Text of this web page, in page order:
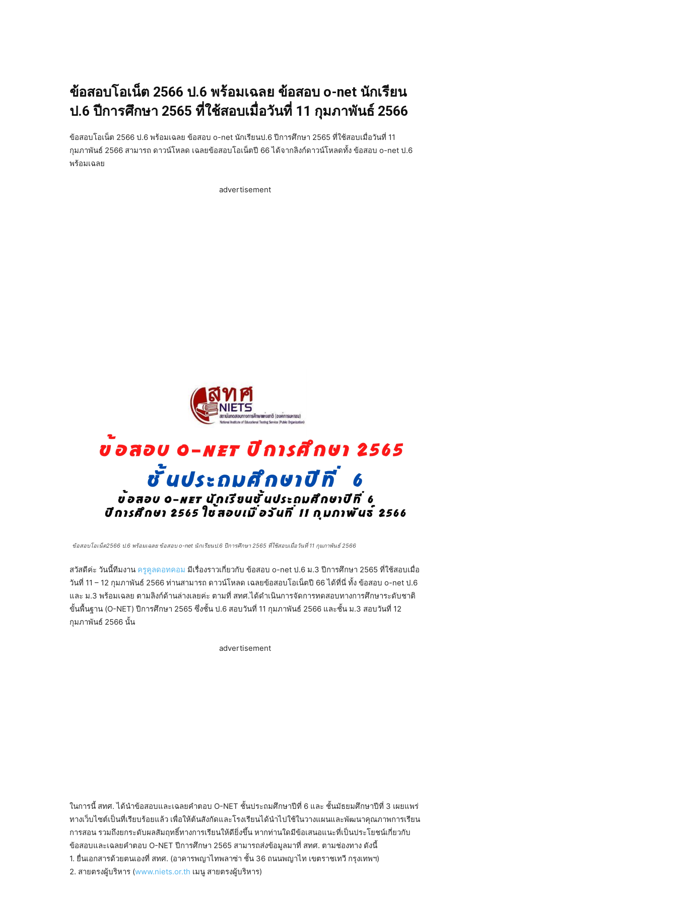
ข้อสอบโอเน็ต 2566 ป.6 พร้อมเฉลย ข้อสอบ o-net นักเรียน
ป.6 ปีการศึกษา 2565 ที่ใช้สอบเมื่อวันที่ 11 กุมภาพันธ์ 2566
ข้อสอบโอเน็ต 2566 ป.6 พร้อมเฉลย ข้อสอบ o-net นักเรียนป.6 ปีการศึกษา 2565 ที่ใช้สอบเมื่อวันที่ 11
กุมภาพันธ์ 2566 สามารถ ดาวน์โหลด เฉลยข้อสอบโอเน็ตปี 66 ได้จากลิงก์ดาวน์โหลดทั้ง ข้อสอบ o-net ป.6
พร้อมเฉลย
advertisement
ข้อสอบโอเน็ต2566 ป.6 พร้อมเฉลย ข้อสอบ o-net นักเรียนป.6 ปีการศึกษา 2565 ที่ใช้สอบเมื่อวันที่ 11 กุมภาพันธ์ 2566
สวัสดีค่ะ วันนี้ทีมงาน ครูคูลดอทคอม มีเรื่องราวเกี่ยวกับ ข้อสอบ o-net ป.6 ม.3 ปีการศึกษา 2565 ที่ใช้สอบเมื่อ
วันที่ 11 – 12 กุมภาพันธ์ 2566 ท่านสามารถ ดาวน์โหลด เฉลยข้อสอบโอเน็ตปี 66 ได้ที่นี่ ทั้ง ข้อสอบ o-net ป.6
และ ม.3 พร้อมเฉลย ตามลิงก์ด้านล่างเลยค่ะ ตามที่ สทศ.ได้ดำเนินการจัดการทดสอบทางการศึกษาระดับชาติ
ขั้นพื้นฐาน (O-NET) ปีการศึกษา 2565 ซึ่งชั้น ป.6 สอบวันที่ 11 กุมภาพันธ์ 2566 และชั้น ม.3 สอบวันที่ 12
กุมภาพันธ์ 2566 นั้น
advertisement
ในการนี้ สทศ. ได้นำข้อสอบและเฉลยคำตอบ O-NET ชั้นประถมศึกษาปีที่ 6 และ ชั้นมัธยมศึกษาปีที่ 3 เผยแพร่
ทางเว็บไซต์เป็นที่เรียบร้อยแล้ว เพื่อให้ต้นสังกัดและโรงเรียนได้นำไปใช้ในวางแผนและพัฒนาคุณภาพการเรียน
การสอน รวมถึงยกระดับผลสัมฤทธิ์ทางการเรียนให้ดียิ่งขึ้น หากท่านใดมีข้อเสนอแนะที่เป็นประโยชน์เกี่ยวกับ
ข้อสอบและเฉลยคำตอบ O-NET ปีการศึกษา 2565 สามารถส่งข้อมูลมาที่ สทศ. ตามช่องทาง ดังนี้
1. ยื่นเอกสารด้วยตนเองที่ สทศ. (อาคารพญาไทพลาซ่า ชั้น 36 ถนนพญาไท เขตราชเทวี กรุงเทพฯ)
2. สายตรงผู้บริหาร (www.niets.or.th เมนู สายตรงผู้บริหาร)